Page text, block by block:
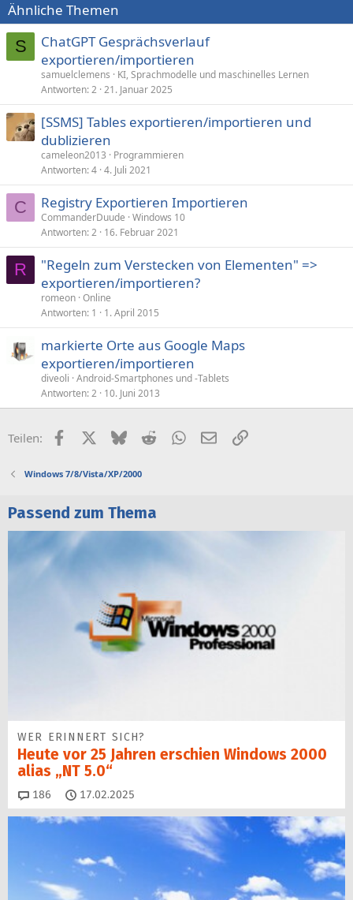
Ähnliche Themen
S
ChatGPT Gesprächsverlauf
exportieren/importieren
samuelclemens
KI, Sprachmodelle und maschinelles Lernen
Antworten 2 21. Januar 2025
[SSMS] Tables exportieren/importieren und
dublizieren
cameleon2013
Programmieren
Antworten 4 4. Juli 2021
C Registry Exportieren Importieren
CommanderDuude Windows 10
Antworten 2 16. Februar 2021
R
"Regeln zum Verstecken von Elementen" =>
exportieren/importieren?
romeon Online
Antworten 1 1. April 2015
markierte Orte aus Google Maps
exportieren/importieren
diveoli Android-Smartphones und -Tablets
Antworten 2 10. Juni 2013
Teilen: FacebookX (Twitter)
BlueskyRedditWhatsApp
E-MailLink
Windows 7/8/Vista/XP/2000
Passend zum Thema
WER ERINNERT SICH?
Heute vor 25 Jahren erschien Windows 2000
alias „NT 5.0“
186 Kommentare
17.02.2025